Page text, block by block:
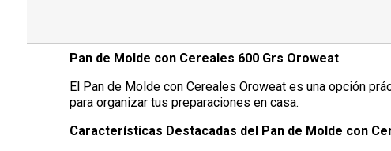
Pan de Molde con Cereales 600 Grs Oroweat
El Pan de Molde con Cereales Oroweat es una opción
para organizar tus preparaciones en casa.
Características Destacadas del Pan de Molde con